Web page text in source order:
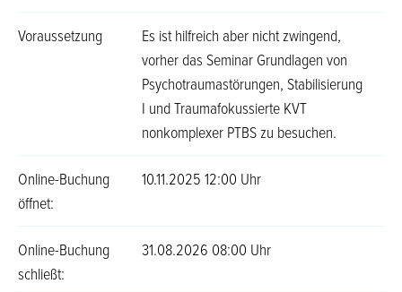
Voraussetzung
Es ist hilfreich aber nicht zwingend,
vorher das Seminar Grundlagen von
Psychotraumastörungen, Stabilisierung
I und Traumafokussierte KVT
nonkomplexer PTBS zu besuchen.
Online-Buchung
öffnet:
10.11.2025 12:00 Uhr
Online-Buchung
schließt:
31.08.2026 08:00 Uhr